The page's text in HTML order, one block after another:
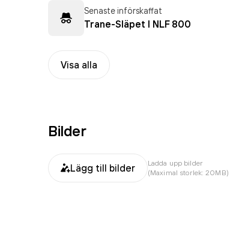
Senaste införskaffat
Trane-Släpet I NLF 800
Visa alla
Bilder
Lägg till bilder
Ladda upp bilder
(Maximal storlek: 20MB)